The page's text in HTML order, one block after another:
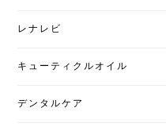
レナレビ
キューティクルオイル
デンタルケア